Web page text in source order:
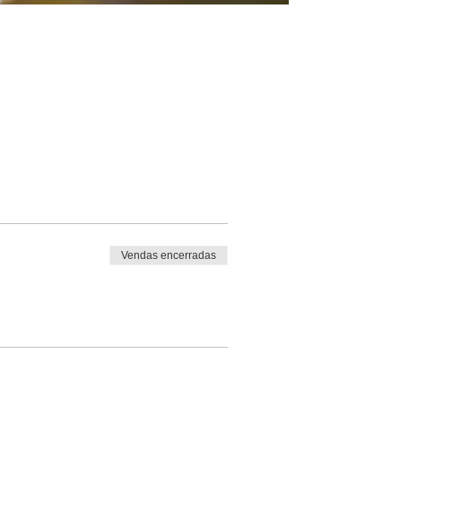
Vendas encerradas